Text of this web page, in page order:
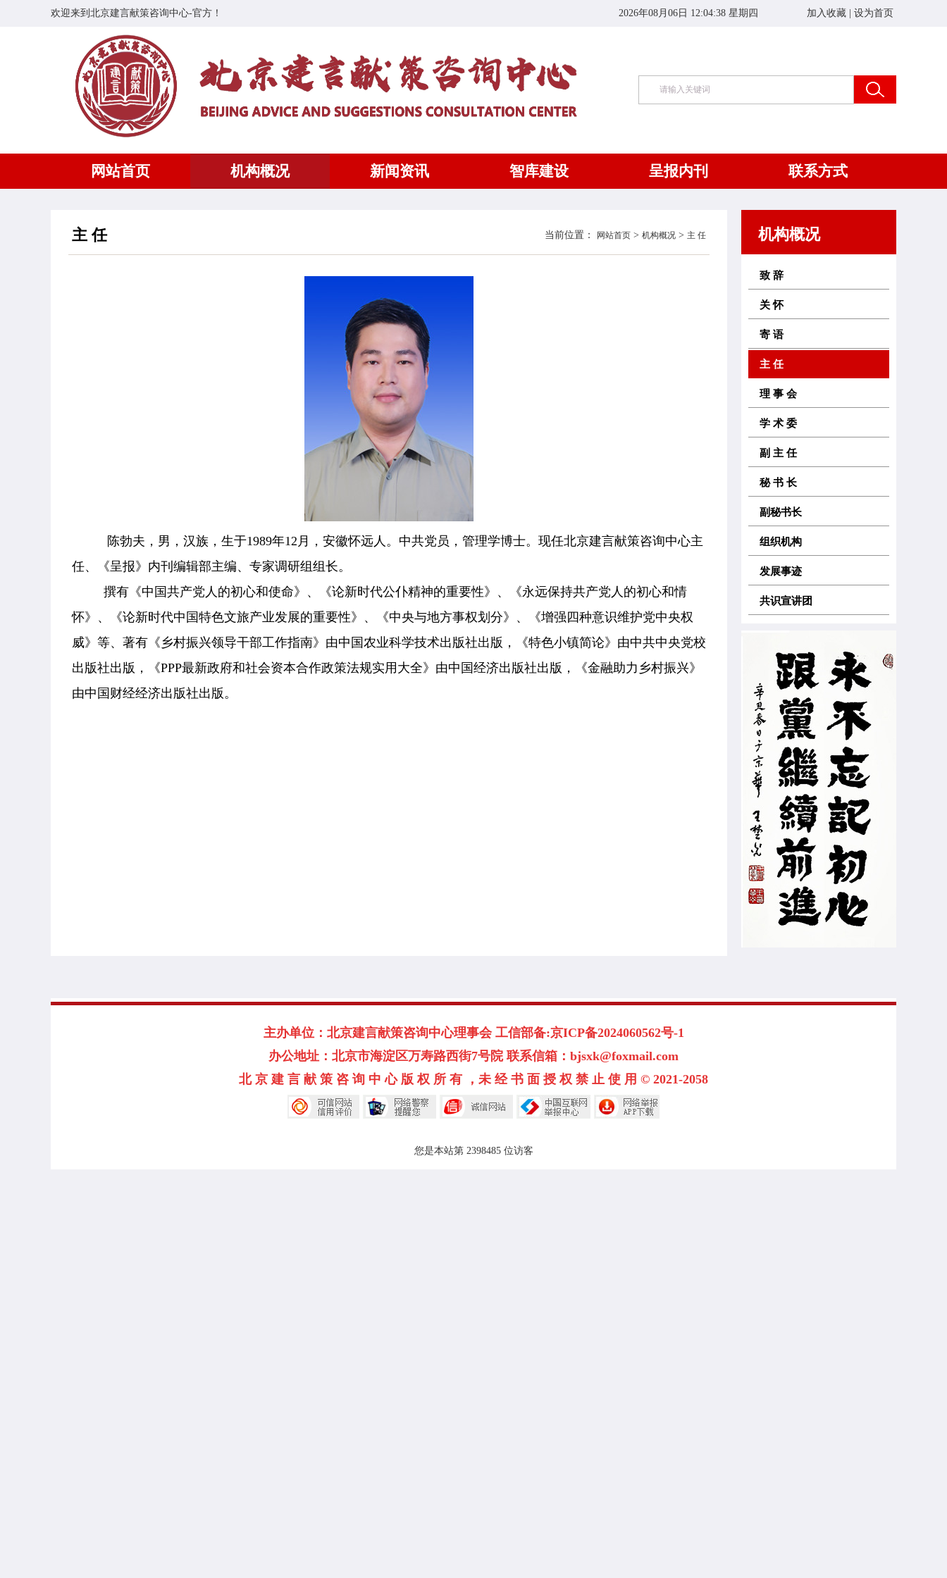
欢迎来到北京建言献策咨询中心-官方！ 2026年08月06日 12:04:38 星期四 加入收藏 设为首页
网站首页 机构概况 新闻资讯 智库建设 呈报内刊 联系方式
主 任 当前位置： 网站首页 > 机构概况 > 主 任
陈勃夫，男，汉族，生于1989年12月，安徽怀远人。中共党员，管理学博士。现任北京建言献策咨询中心主
任、
《呈报》内刊编辑部主编、 专家调研组组长。
撰有《中国共产党人的初心和使命》、《论新时代公仆精神的重要性》、《永远保持共产党人的初心和情
怀》、《论新时代中国特色文旅产业发展的重要性》、《中央与地方事权划分》、《增强四种意识维护党中央权
威》等、 著有《乡村振兴领导干部工作指南》由中国农业科学技术出版社出版，《特色小镇简论》由中共中央党校
出版社出版，《PPP最新政府和社会资本合作政策法规实用大全》由中国经济出版社出版，《金融助力乡村振兴》
由中国财经经济出版社出版。
机构概况
致 辞
关 怀
寄 语
主 任
理 事 会
学 术 委
副 主 任
秘 书 长
副秘书长
组织机构
发展事迹
共识宣讲团
主办单位：北京建言献策咨询中心理事会 工信部备:京ICP备2024060562号-1
办公地址：北京市海淀区万寿路西街7号院 联系信箱：bjsxk@foxmail.com
北 京 建 言 献 策 咨 询 中 心 版 权 所 有 ，未 经 书 面 授 权 禁 止 使 用 © 2021-2058
您是本站第 2398485 位访客